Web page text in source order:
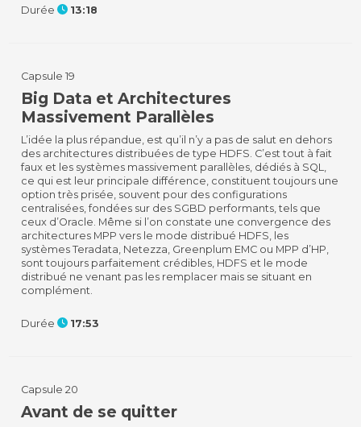
Durée 13:18
Capsule 19
Big Data et Architectures
Massivement Parallèles
L’idée la plus répandue, est qu’il n’y a pas de salut en dehors
des architectures distribuées de type HDFS. C’est tout à fait
faux et les systèmes massivement parallèles, dédiés à SQL,
ce qui est leur principale différence, constituent toujours une
option très prisée, souvent pour des configurations
centralisées, fondées sur des SGBD performants, tels que
ceux d’Oracle. Même si l’on constate une convergence des
architectures MPP vers le mode distribué HDFS, les
systèmes Teradata, Netezza, Greenplum EMC ou MPP d’HP,
sont toujours parfaitement crédibles, HDFS et le mode
distribué ne venant pas les remplacer mais se situant en
complément.
Durée 17:53
Capsule 20
Avant de se quitter